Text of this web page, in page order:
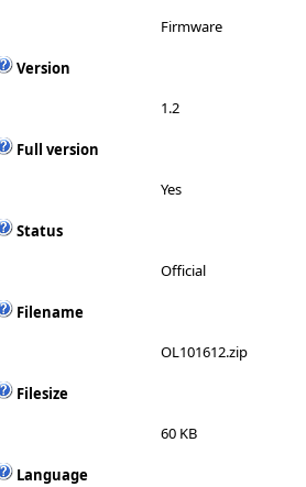
Firmware
Version
1.2
Full version
Yes
Status
Official
Filename
OL101612.zip
Filesize
60 KB
Language